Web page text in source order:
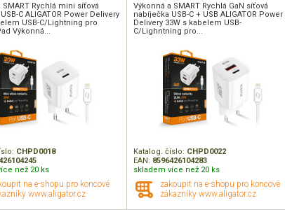
SMART Rychlá mini síťová
C ALIGATOR Power Delivery
USB-C/Lightning pro
Výkonná...
CHPD0018
než 20 ks
na e-shopu pro koncové
www.aligator.cz
Výkonná a SMART Rychlá GaN síťová
nabíječka USB-C + USB ALIGATOR Power
Delivery 33W s kabelem USB-
C/Lighntning pro...
Katalog. číslo: CHPD0022
EAN: 8596426104283
skladem více než 20 ks
zakoupit na e-shopu pro koncové
zákazníky www.aligator.cz